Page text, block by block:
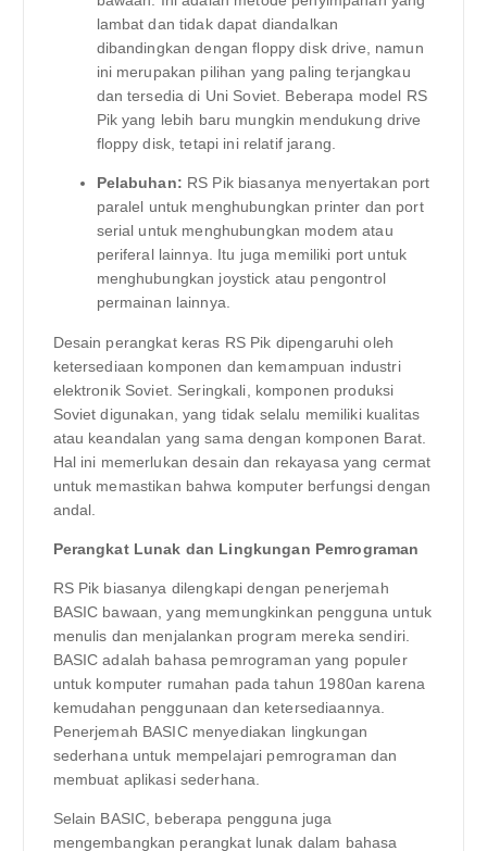
lambat dan tidak dapat diandalkan
dibandingkan dengan floppy disk drive, namun
ini merupakan pilihan yang paling terjangkau
dan tersedia di Uni Soviet. Beberapa model RS
Pik yang lebih baru mungkin mendukung drive
floppy disk, tetapi ini relatif jarang.
Pelabuhan: RS Pik biasanya menyertakan port
paralel untuk menghubungkan printer dan port
serial untuk menghubungkan modem atau
periferal lainnya. Itu juga memiliki port untuk
menghubungkan joystick atau pengontrol
permainan lainnya.
Desain perangkat keras RS Pik dipengaruhi oleh
ketersediaan komponen dan kemampuan industri
elektronik Soviet. Seringkali, komponen produksi
Soviet digunakan, yang tidak selalu memiliki kualitas
atau keandalan yang sama dengan komponen Barat.
Hal ini memerlukan desain dan rekayasa yang cermat
untuk memastikan bahwa komputer berfungsi dengan
andal.
Perangkat Lunak dan Lingkungan Pemrograman
RS Pik biasanya dilengkapi dengan penerjemah
BASIC bawaan, yang memungkinkan pengguna untuk
menulis dan menjalankan program mereka sendiri.
BASIC adalah bahasa pemrograman yang populer
untuk komputer rumahan pada tahun 1980an karena
kemudahan penggunaan dan ketersediaannya.
Penerjemah BASIC menyediakan lingkungan
sederhana untuk mempelajari pemrograman dan
membuat aplikasi sederhana.
Selain BASIC, beberapa pengguna juga
mengembangkan perangkat lunak dalam bahasa